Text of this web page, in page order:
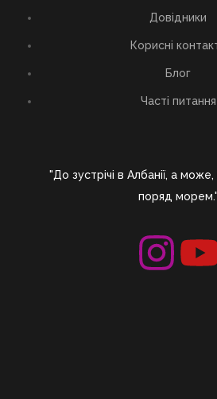
Довідники
Корисні
Блог
Часті питання
"До зустрічі в Албанії, а
поряд морем."